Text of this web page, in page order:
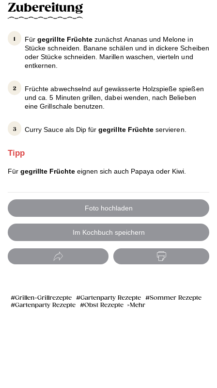
Zubereitung
Für gegrillte Früchte zunächst Ananas und Melone in
Stücke schneiden. Banane schälen und in dickere Scheiben
oder Stücke schneiden. Marillen waschen, vierteln und
entkernen.
Früchte abwechselnd auf gewässerte Holzspieße spießen
und ca. 5 Minuten grillen, dabei wenden, nach Belieben
eine Grillschale benutzen.
Curry Sauce als Dip fürgegrillte Früchte servieren.
Tipp
Für gegrillte Früchte eignen sich auch Papaya oder Kiwi.
Foto hochladen
Im Kochbuch speichern
Grillen-Grillrezepte Gartenparty Rezepte
Sommer Rezepte
Gartenparty Rezepte
Obst Rezepte Mehr